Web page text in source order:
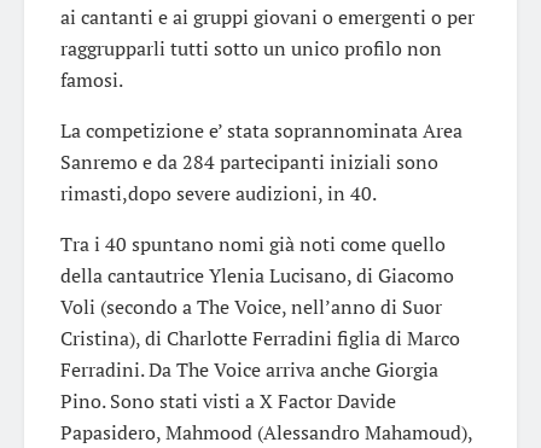
ai cantanti e ai gruppi giovani o emergenti o per
raggrupparli tutti sotto un unico profilo non
famosi.
La competizione e’ stata soprannominata Area
Sanremo e da 284 partecipanti iniziali sono
rimasti,dopo severe audizioni, in 40.
Tra i 40 spuntano nomi già noti come quello
della cantautrice Ylenia Lucisano, di Giacomo
Voli (secondo a The Voice, nell’anno di Suor
Cristina), di Charlotte Ferradini figlia di Marco
Ferradini. Da The Voice arriva anche Giorgia
Pino. Sono stati visti a X Factor Davide
Papasidero, Mahmood (Alessandro Mahamoud),